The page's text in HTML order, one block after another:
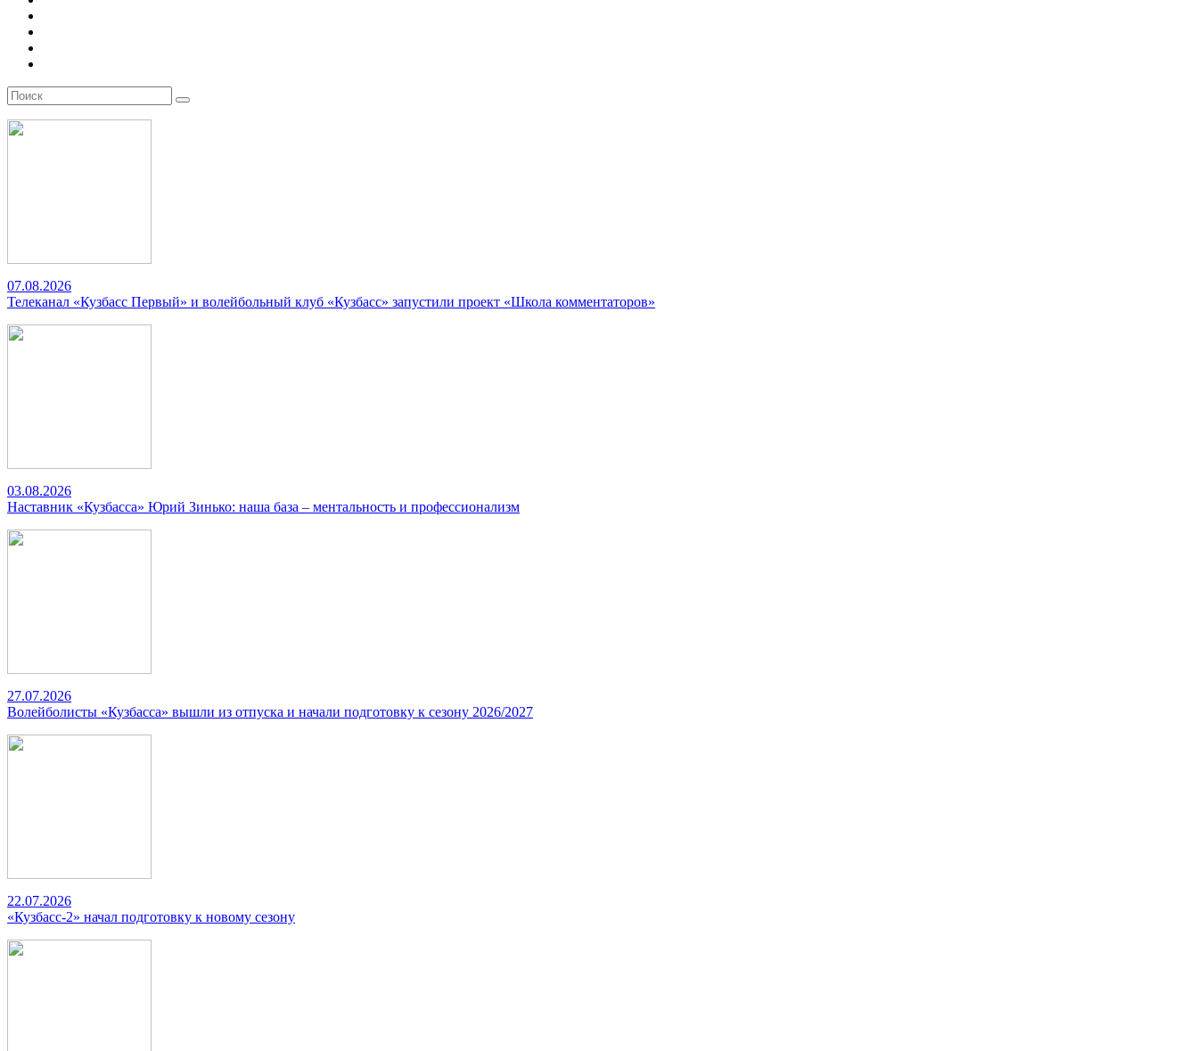
07.08.2026
Телеканал «Кузбасс Первый» и волейбольный клуб «Кузбасс» запустили проект «Школа комментаторов»
03.08.2026
Наставник «Кузбасса» Юрий Зинько: наша база – ментальность и профессионализм
27.07.2026
Волейболисты «Кузбасса» вышли из отпуска и начали подготовку к сезону 2026/2027
22.07.2026
«Кузбасс-2» начал подготовку к новому сезону